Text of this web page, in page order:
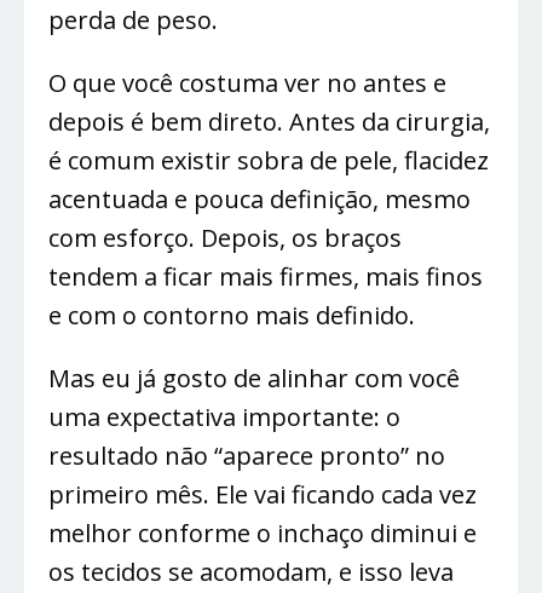
perda de peso.
O que você costuma ver no antes e
depois é bem direto. Antes da cirurgia,
é comum existir sobra de pele, flacidez
acentuada e pouca definição, mesmo
com esforço. Depois, os braços
tendem a ficar mais firmes, mais finos
e com o contorno mais definido.
Mas eu já gosto de alinhar com você
uma expectativa importante: o
resultado não “aparece pronto” no
primeiro mês. Ele vai ficando cada vez
melhor conforme o inchaço diminui e
os tecidos se acomodam, e isso leva